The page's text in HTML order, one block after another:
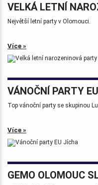
VELKÁ LETNÍ
Největší letní party v Olomouci.
Více »
VÁNOČNÍ PARTY
Top vánoční party se skupinou
Více »
GEMO OLOMOUC